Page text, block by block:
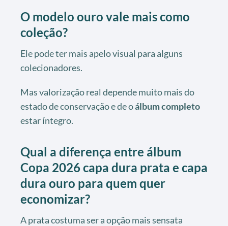
O modelo ouro vale mais como
coleção?
Ele pode ter mais apelo visual para alguns
colecionadores.
Mas valorização real depende muito mais do
estado de conservação e de oálbum completo
estar íntegro.
Qual a diferença entre álbum
Copa 2026 capa dura prata e capa
dura ouro para quem quer
economizar?
A prata costuma ser a opção mais sensata